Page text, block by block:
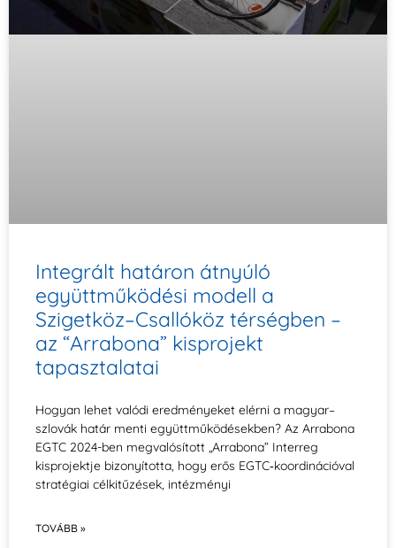
Integrált határon átnyúló
együttműködési modell a
Szigetköz–Csallóköz térségben –
az “Arrabona” kisprojekt
tapasztalatai
Hogyan lehet valódi eredményeket elérni a magyar–
szlovák határ menti együttműködésekben? Az Arrabona
EGTC 2024-ben megvalósított „Arrabona” Interreg
kisprojektje bizonyította, hogy erős EGTC‑koordinációval
stratégiai célkitűzések, intézményi
TOVÁBB »